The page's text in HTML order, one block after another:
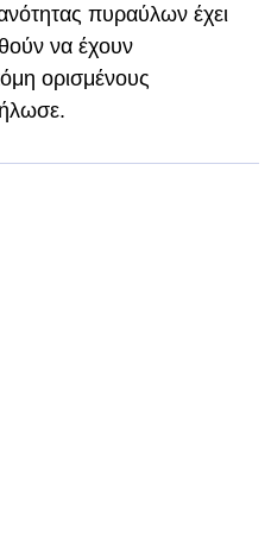
πυραύλων έχει
να έχουν
ορισμένους